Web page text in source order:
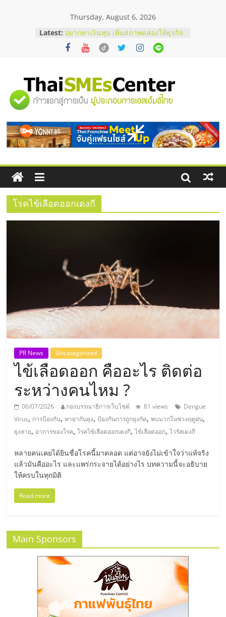
Thursday, August 6, 2026
Latest:
บริษัท Cybersecurity ในไทยที่ไหนดี?
วิธีเลือกผู้ให้บริการให้คุ้มค่าและตอบ
โจทย์ธุรกิจ
อยากหาเงินทุน เพิ่มสภาพคล่องให้ธุรกิจ
บริการน้ำมัน Shell
สัมมนาลงทุน แฟรนไชส์ยอนนี่
ThaiFranchise Meet Up จับคู่แฟรน
ร้านเครื่องเสียงคุณภาพสูง พร้อม
โซลูชันระบบภาพและเสียง
"ศูนย์
รวม
ข้อมูล
ธุรกิจ
SME
ประเทศไทย,
ThaiSMEsCenter,
รวม
ธุรกิจ
เอ
ส
เอ็
มอี
ไทย,
แฟ
ไชส์,
โรคไข้เลือดออกเดงกี
PR News Uncategorized
ไข้เลือดออก คืออะไร ติดต่อ
ระหว่างคนไหม ?
06/07/2026 กองบรรณาธิการเว็บไซต์ 81 views
Dengue
Virus, การป้องกัน,ทายากันยุง,ป้องกันการถูกยุงกัด,พบมากในช่วงฤดูฝน,
ยุงลาย, อาการของโรค,โรคไข้เลือดออกเดงกี,ไข้เลือดออก,ไวรัสเดงกี
หลายคนเคยได้ยินชื่อโรคนี้มาตลอด แต่อาจยังไม่เข้าใจว่าแท้จริง
แล้วมันคืออะไร และแพร่กระจายได้อย่างไร บทความนี้จะอธิบาย
ให้ครบในทุกมิติ
Read more
Main Sponsors